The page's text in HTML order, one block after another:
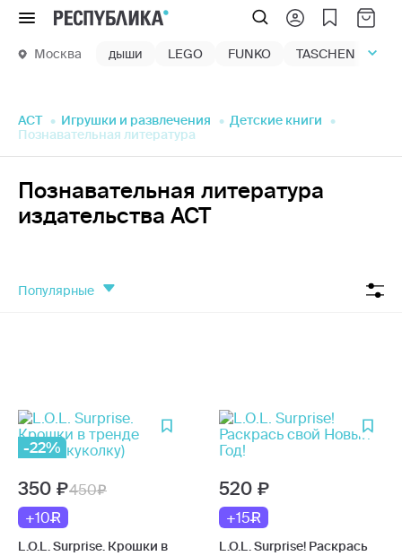
Меню
Москва дыши LEGO FUNKO TASCHEN
АСТ Игрушки и развлечения
Детские книги
Познавательная литература
Познавательная литература
издательства АСТ
популярные
-22%
350
450
+10
L.O.L. Surprise. Крошки в
520
+15
L.O.L. Surprise! Раскрась